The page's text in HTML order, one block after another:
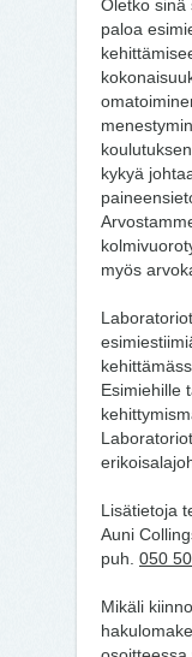
Oletko sinä
paloa
kykyä
myös
Esimiehille
Lisätietoja
Auni
puh. 050
Mikäli